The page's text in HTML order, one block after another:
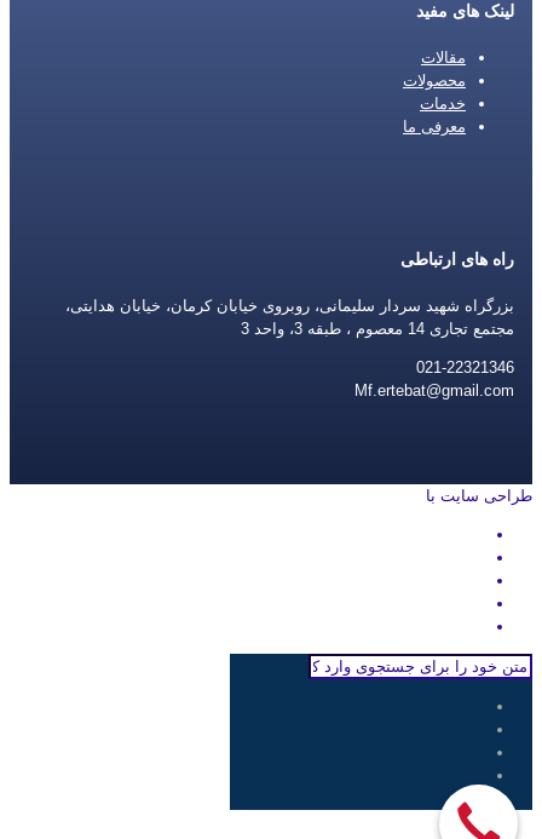
لینک های مفید
مقالات
محصولات
خدمات
معرفی ما
راه های ارتباطی
بزرگراه شهید سردار سلیمانی، روبروی خیابان کرمان، خیابان هدایتی،
مجتمع تجاری 14 معصوم ، طبقه 3، واحد 3
021-22321346
Mf.ertebat@gmail.com
طراحی سایت با